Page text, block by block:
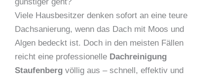
Viele Hausbesitzer denken sofort an eine teure
Dachsanierung, wenn das Dach mit Moos und
Algen bedeckt ist. Doch in den meisten Fällen
reicht eine professionelle Dachreinigung
Staufenberg völlig aus – schnell, effektiv und